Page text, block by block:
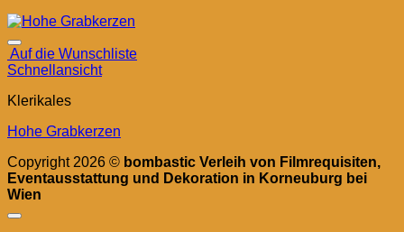
Auf die Wunschliste
Schnellansicht
Klerikales
Hohe Grabkerzen
Copyright 2026 © bombastic Verleih von Filmrequisiten,
Eventausstattung und Dekoration in Korneuburg bei
Wien